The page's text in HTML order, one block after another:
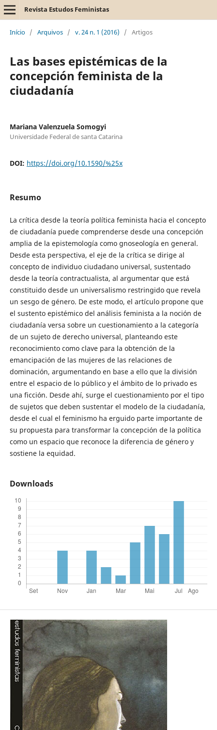
Revista Estudos Feministas
Início / Arquivos / v. 24 n. 1 (2016) / Artigos
Las bases epistémicas de la
concepción feminista de la
ciudadanía
Mariana Valenzuela Somogyi
Universidade Federal de santa Catarina
DOI: https://doi.org/10.1590/%25x
Resumo
La crítica desde la teoría política feminista hacia el concepto
de ciudadanía puede comprenderse desde una concepción
amplia de la epistemología como gnoseología en general.
Desde esta perspectiva, el eje de la crítica se dirige al
concepto de individuo ciudadano universal, sustentado
desde la teoría contractualista, al argumentar que está
constituido desde un universalismo restringido que revela
un sesgo de género. De este modo, el artículo propone que
el sustento epistémico del análisis feminista a la noción de
ciudadanía versa sobre un cuestionamiento a la categoría
de un sujeto de derecho universal, planteando este
reconocimiento como clave para la obtención de la
emancipación de las mujeres de las relaciones de
dominación, argumentando en base a ello que la división
entre el espacio de lo público y el ámbito de lo privado es
una ficción. Desde ahí, surge el cuestionamiento por el tipo
de sujetos que deben sustentar el modelo de la ciudadanía,
desde el cual el feminismo ha erguido parte importante de
su propuesta para transformar la concepción de la política
como un espacio que reconoce la diferencia de género y
sostiene la equidad.
Downloads